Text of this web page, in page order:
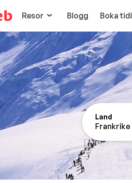
Resor
Blogg Boka
Land
Frankrike